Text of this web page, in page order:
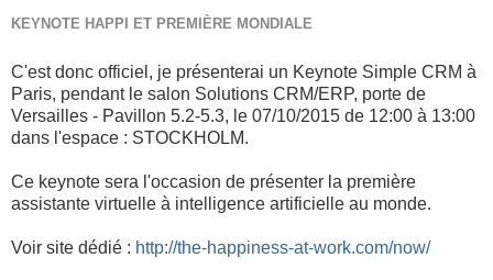
KEYNOTE HAPPI ET PREMIÈRE MONDIALE
C'est donc officiel, je présenterai un Keynote Simple CRM à
Paris, pendant le salon Solutions CRM/ERP, porte de
Versailles - Pavillon 5.2-5.3, le 07/10/2015 de 12:00 à 13:00
dans l'espace : STOCKHOLM.
Ce keynote sera l'occasion de présenter la première
assistante virtuelle à intelligence artificielle au monde.
Voir site dédié : http://the-happiness-at-work.com/now/